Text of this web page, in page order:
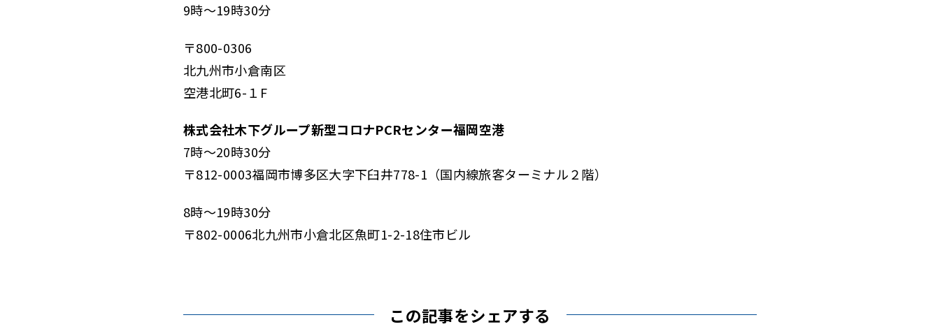
9時～19時30分
〒800-0306
北九州市小倉南区
空港北町6-１F
株式会社木下グループ新型コロナPCRセンター福岡空港
7時～20時30分
〒812-0003福岡市博多区大字下臼井778-1（国内線旅客ターミナル２階）
8時～19時30分
〒802-0006北九州市小倉北区魚町1-2-18住市ビル
この記事をシェアする